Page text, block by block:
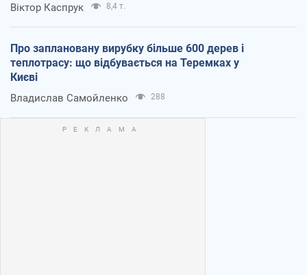
Віктор Каспрук 8,4 т.
Про заплановану вирубку більше 600 дерев і
теплотрасу: що відбувається на Теремках у
Києві
Владислав Самойленко 288